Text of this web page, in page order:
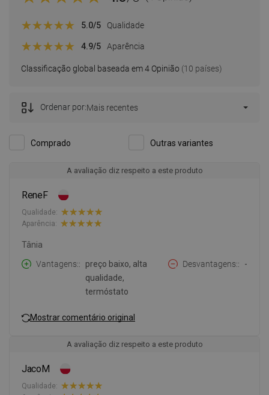
Classificação global baseada em 4 Opinião (10 países)
5.0/5 Qualidade
4.9/5 Aparência
Comprado Outras variantes
Ordenar por:Mais recentes
A avaliação diz respeito a este produto
ReneF
Qualidade:
Aparência:
Tânia
Vantagens:
preço baixo, alta
qualidade,
termóstato
Desvantagens: -
Mostrar comentário original
A avaliação diz respeito a este produto
JacoM
Qualidade: